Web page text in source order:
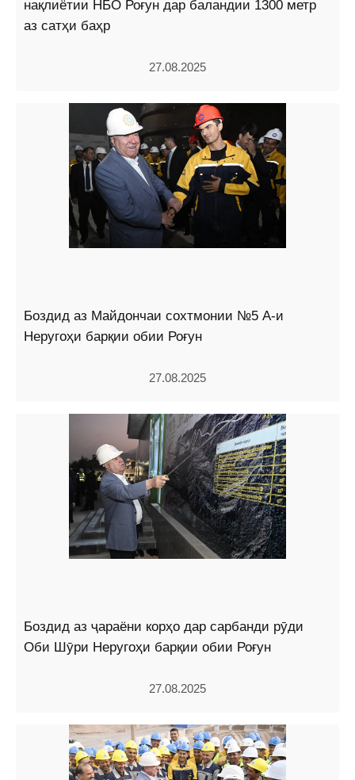
нақлиётии НБО Роғун дар баландии 1300 метр
аз сатҳи баҳр
27.08.2025
Боздид аз Майдончаи сохтмонии №5 А-и
Неругоҳи барқии обии Роғун
27.08.2025
Боздид аз ҷараёни корҳо дар сарбанди рӯди
Оби Шӯри Неругоҳи барқии обии Роғун
27.08.2025